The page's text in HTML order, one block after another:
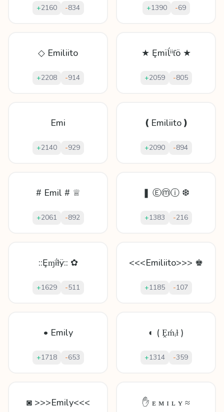
+2160 -834 +1390 -69
◇ Emiliito
+2208 -914
★ Ȩmïĺⁱⁱƭö ★
+2059 -805
Emi
+2140 -929
❪Emiliito❫
+2090 -894
# Emil # ♕
+2061 -892
❚ Ⓔⓜⓘ ❆
+1383 -216
::Ȩɱḯɫÿ:: ✿
+1629 -511
<<<Emiliito>>> ♚
+1185 -107
• Emily
+1718 -653
◐ ( Ḙḿᵢƚ )
+1314 -359
◙ >>>Emily<<< ✋ ᴇ ᴍ ɪ ʟ ʏ ≈